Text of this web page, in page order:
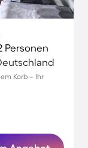
Personen
Korb – Ihr